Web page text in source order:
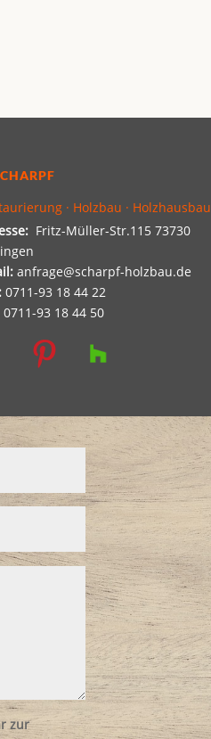
· Holzbau · Holzhausbau
Fritz-Müller-Str.115 73730
anfrage@scharpf-holzbau.de
0711-93 18 44 22
0711-93 18 44 50

zur